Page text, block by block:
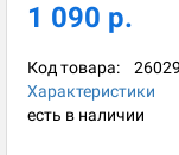
1 090 р.
Код товара:
Характеристики
есть в наличии